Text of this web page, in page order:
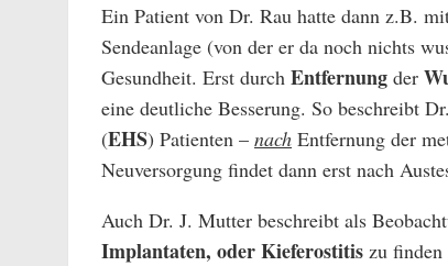
Ein Patient von Dr. Rau hatte dann z.B.
Sendeanlage (von der er da noch nichts
Gesundheit. Erst durch Entfernung der
eine deutliche Besserung. So beschreibt
(EHS) Patienten – nach Entfernung der
Neuversorgung findet dann erst nach
Auch Dr. J. Mutter beschreibt als
Implantaten, oder Kieferostitis zu finden